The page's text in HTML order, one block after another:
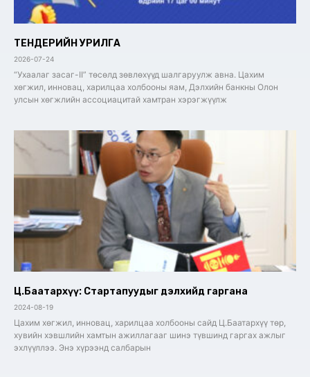
ТЕНДЕРИЙН УРИЛГА
2026-07-24
“Ухаалаг засаг-II” төсөлд зөвлөхүүд шалгаруулж авна. Цахим
хөгжил, инновац, харилцаа холбооны яам, Дэлхийн банкны Олон
улсын хөгжлийн ассоциацитай хамтран хэрэгжүүлж
Ц.Баатархүү: Стартапуудыг дэлхийд гаргана
2024-08-19
Цахим хөгжил, инновац, харилцаа холбооны сайд Ц.Баатархүү төр,
хувийн хэвшлийн хамтын ажиллагааг шинэ түвшинд гаргах ажлыг
эхлүүллээ. Энэ хүрээнд салбарын